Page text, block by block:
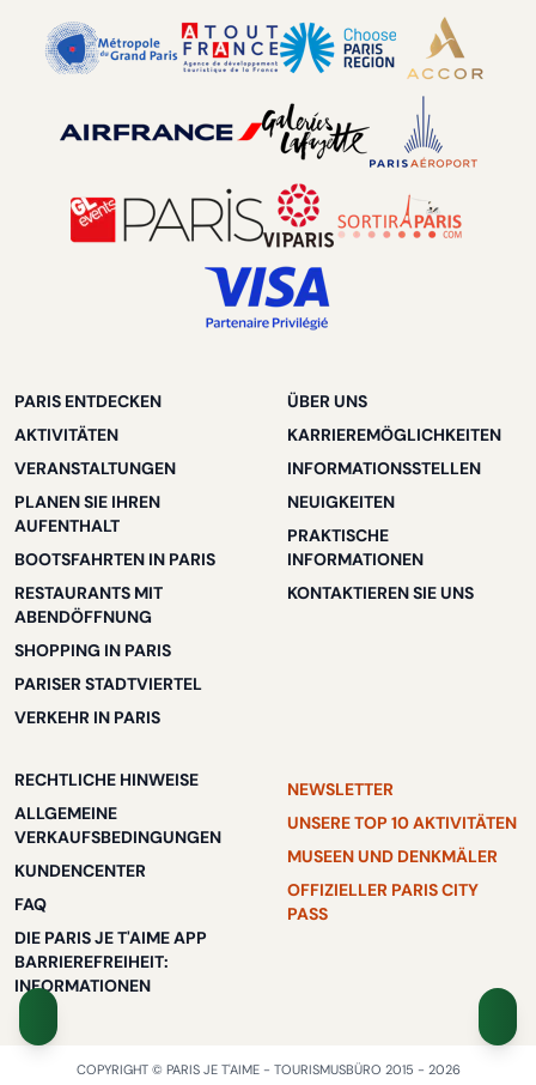
PARIS ENTDECKEN
AKTIVITÄTEN
VERANSTALTUNGEN
PLANEN SIE IHREN
AUFENTHALT
BOOTSFAHRTEN IN PARIS
RESTAURANTS MIT
ABENDÖFFNUNG
SHOPPING IN PARIS
PARISER STADTVIERTEL
VERKEHR IN PARIS
ÜBER UNS
KARRIEREMÖGLICHKEITEN
INFORMATIONSSTELLEN
NEUIGKEITEN
PRAKTISCHE
INFORMATIONEN
KONTAKTIEREN SIE UNS
RECHTLICHE HINWEISE
ALLGEMEINE
VERKAUFSBEDINGUNGEN
KUNDENCENTER
FAQ
DIE PARIS JE T'AIME APP
BARRIEREFREIHEIT:
INFORMATIONEN
NEWSLETTER
UNSERE TOP 10 AKTIVITÄTEN
MUSEEN UND DENKMÄLER
OFFIZIELLER PARIS CITY
PASS
COPYRIGHT © PARIS JE T'AIME - TOURISMUSBÜRO 2015 - 2026